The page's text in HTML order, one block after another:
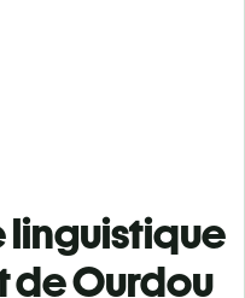
de Ourdou